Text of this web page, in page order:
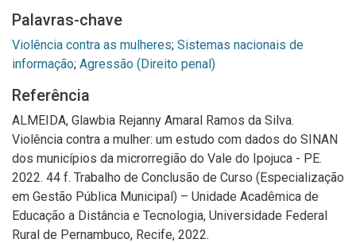
Palavras-chave
Violência contra as mulheres; Sistemas nacionais de
informação; Agressão (Direito penal)
Referência
ALMEIDA, Glawbia Rejanny Amaral Ramos da Silva.
Violência contra a mulher: um estudo com dados do SINAN
dos municípios da microrregião do Vale do Ipojuca - PE.
2022. 44 f. Trabalho de Conclusão de Curso (Especialização
em Gestão Pública Municipal) – Unidade Acadêmica de
Educação a Distância e Tecnologia, Universidade Federal
Rural de Pernambuco, Recife, 2022.